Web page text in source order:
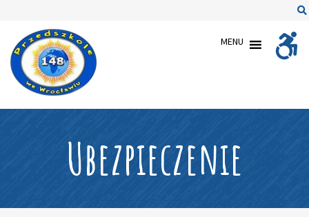
Ubezpieczenie
MENU
Ubezpieczenie